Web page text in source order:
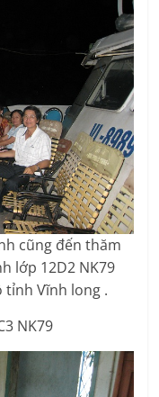
cũng đến thăm
lớp 12D2 NK79
tỉnh Vĩnh long .
NK79